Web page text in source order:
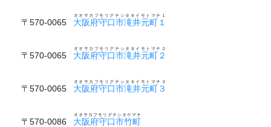
〒570-0065 大阪府守口市滝井元町１
オオサカフモリグチシタキイモトマチ１
〒570-0065 大阪府守口市滝井元町２
オオサカフモリグチシタキイモトマチ２
〒570-0065 大阪府守口市滝井元町３
オオサカフモリグチシタキイモトマチ３
〒570-0086 大阪府守口市竹町
オオサカフモリグチシタケマチ